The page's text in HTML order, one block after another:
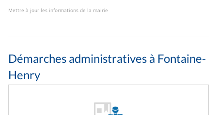
Mettre à jour les informations de la mairie
Démarches administratives à Fontaine-
Henry